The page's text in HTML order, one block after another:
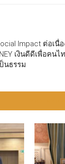
Impact ต่อเนื่อ
เงินดีดีเพื่อคนไ
นธรรม